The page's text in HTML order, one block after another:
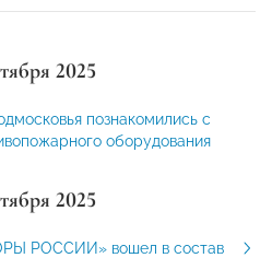
2025
познакомились с
оборудования
2025
РОССИИ» вошел в состав